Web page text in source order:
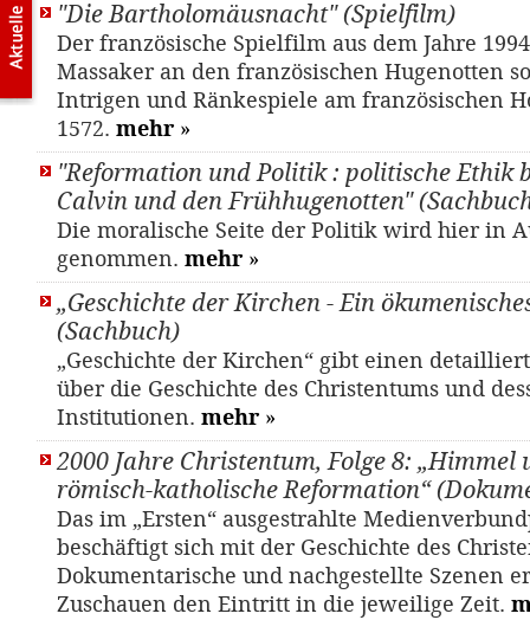
"Die Bartholomäusnacht" (Spielfilm)
Der französische Spielfilm aus dem Jahre
Massaker an den französischen Hugenotten
Intrigen und Ränkespiele am französischen
1572. mehr »
"Reformation und Politik : politische Ethik
Calvin und den Frühhugenotten"
Die moralische Seite der Politik wird hier in
genommen. mehr »
„Geschichte der Kirchen - Ein
(Sachbuch)
„Geschichte der Kirchen“ gibt einen
über die Geschichte des Christentums und
Institutionen. mehr »
2000 Jahre Christentum, Folge 8: „Himmel
römisch-katholische Reformation“
Das im „Ersten“ ausgestrahlte
beschäftigt sich mit der Geschichte des
Dokumentarische und nachgestellte Szenen
Zuschauen den Eintritt in die jeweilige Zeit.